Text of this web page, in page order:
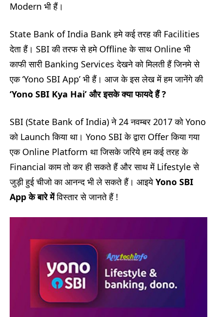
Modern भी हैं।
State Bank of India Bank हमे कई तरह की Facilities
देता हैं। SBI की तरफ से हमे Offline के साथ Online भी
काफी सारी Banking Services देखने को मिलती हैं जिनमे से
एक ‘Yono SBI App’ भी हैं। आज के इस लेख में हम जानेंगे की
‘Yono SBI Kya Hai’ और इसके क्या फायदे हैं?
SBI (State Bank of India) ने 24 नवम्बर 2017 को Yono
को Launch किया था। Yono SBI के द्वारा Offer किया गया
एक Online Platform था जिसके जरिये हम कई तरह के
Financial काम तो कर ही सकते हैं और साथ में Lifestyle से
जुड़ी हुई चीजो का आनन्द भी ले सकते हैं। आइयेYono SBI
App के बारे मेंविस्तार से जानते हैं !